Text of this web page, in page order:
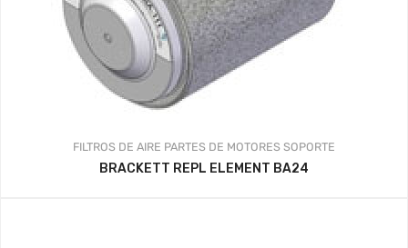
FILTROS DE AIRE PARTES DE MOTORES SOPORTE
BRACKETT REPL ELEMENT BA24